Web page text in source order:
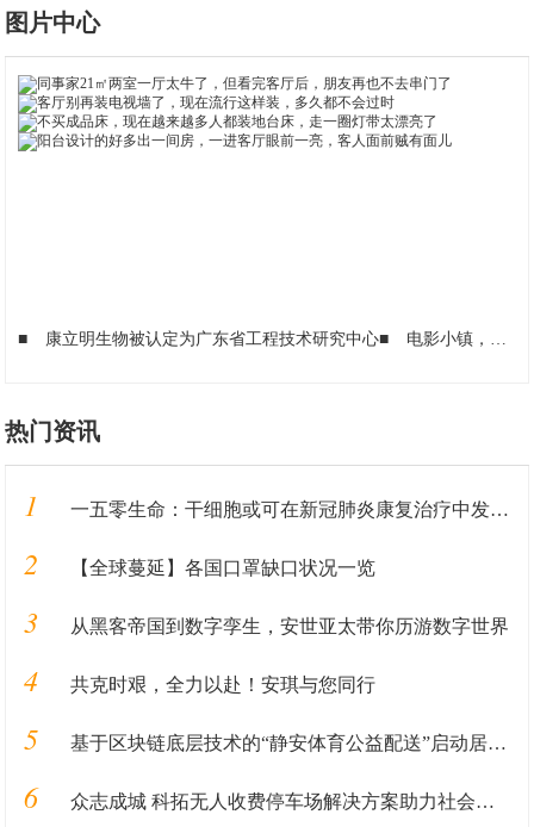
图片中心
■ 康立明生物被认定为广东省工程技术研究中心■ 电影小镇，一个让你放肆做梦的地方
热门资讯
1 一五零生命：干细胞或可在新冠肺炎康复治疗中发挥重要作用
2 【全球蔓延】各国口罩缺口状况一览
3 从黑客帝国到数字孪生，安世亚太带你历游数字世界
4 共克时艰，全力以赴！安琪与您同行
5 基于区块链底层技术的“静安体育公益配送”启动居家健身在线服务
6 众志成城 科拓无人收费停车场解决方案助力社会复工稳产